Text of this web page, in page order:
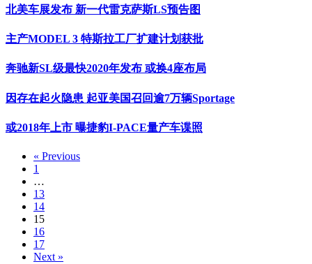
北美车展发布 新一代雷克萨斯LS预告图
主产MODEL 3 特斯拉工厂扩建计划获批
奔驰新SL级最快2020年发布 或换4座布局
因存在起火隐患 起亚美国召回逾7万辆Sportage
或2018年上市 曝捷豹I-PACE量产车谍照
« Previous
1
…
13
14
15
16
17
Next »